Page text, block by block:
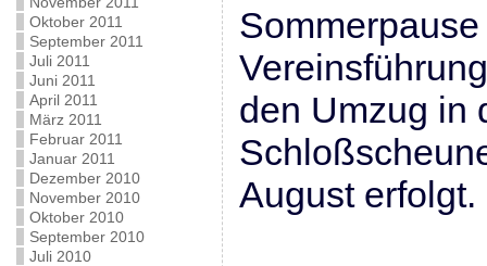
Oktober 2011
September 2011
Juli 2011
Juni 2011
April 2011
März 2011
Februar 2011
Januar 2011
Dezember 2010
November 2010
Oktober 2010
September 2010
Juli 2010
den Umzug in
August erfolgt.